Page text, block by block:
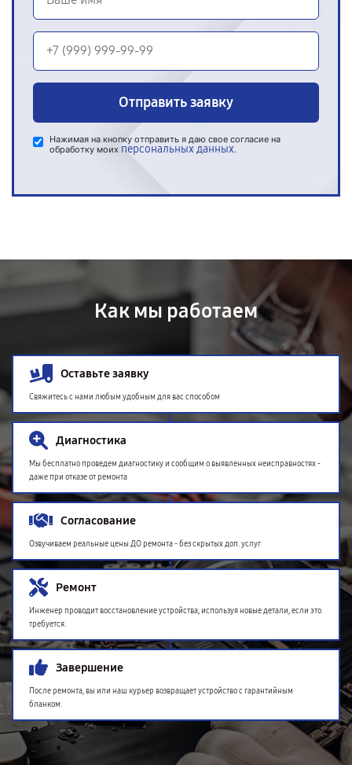
Отправить заявку
Нажимая на кнопку отправить я даю свое согласие на
обработку моих персональных данных.
Как мы работаем
Оставьте заявку
Свяжитесь с нами любым удобным для вас способом
Диагностика
Мы бесплатно проведем диагностику и сообщим о выявленных неисправностях -
даже при отказе от ремонта
Согласование
Озвучиваем реальные цены ДО ремонта - без скрытых доп. услуг
Ремонт
Инженер проводит восстановление устройства, используя новые детали, если это
требуется.
Завершение
После ремонта, вы или наш курьер возвращает устройство с гарантийным
бланком.